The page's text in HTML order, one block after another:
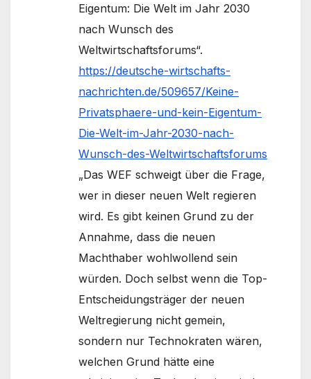
Eigentum: Die Welt im Jahr 2030
nach Wunsch des
Weltwirtschaftsforums“.
https://deutsche-wirtschafts-
nachrichten.de/509657/Keine-
Privatsphaere-und-kein-Eigentum-
Die-Welt-im-Jahr-2030-nach-
Wunsch-des-Weltwirtschaftsforums
„Das WEF schweigt über die Frage,
wer in dieser neuen Welt regieren
wird. Es gibt keinen Grund zu der
Annahme, dass die neuen
Machthaber wohlwollend sein
würden. Doch selbst wenn die Top-
Entscheidungsträger der neuen
Weltregierung nicht gemein,
sondern nur Technokraten wären,
welchen Grund hätte eine